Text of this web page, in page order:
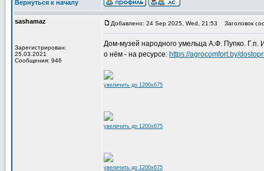
Вернуться к началу
sashamaz
Зарегистрирован:
25.03.2021
Сообщения: 946
Добавлено: 24 Sep 2025, Wed, 21:53 Заголовок
Дом-музей народного умельца А.Ф. Пупко. Г.п.
о нём - на ресурсе: https://agrocomfort.by/
увеличить до 1200x675
увеличить до 1200x675
увеличить до 1200x675